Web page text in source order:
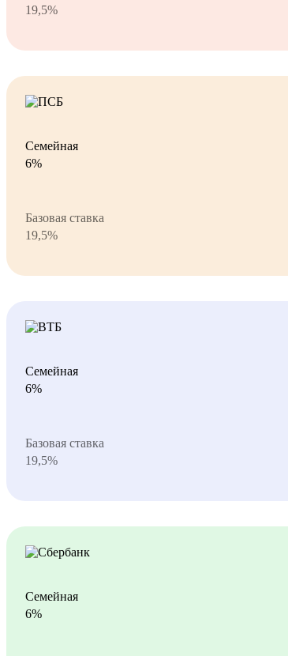
19,5%
Семейная
6%
Базовая ставка
19,5%
Семейная
6%
Базовая ставка
19,5%
Семейная
6%